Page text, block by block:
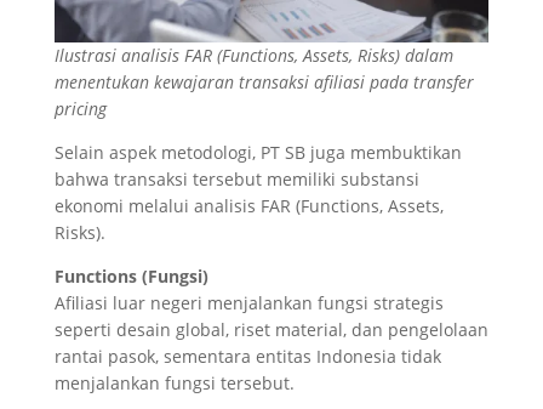
Ilustrasi analisis FAR (Functions, Assets, Risks) dalam
menentukan kewajaran transaksi afiliasi pada transfer
pricing
Selain aspek metodologi, PT SB juga membuktikan
bahwa transaksi tersebut memiliki substansi
ekonomi melalui analisis FAR (Functions, Assets,
Risks).
Functions (Fungsi)
Afiliasi luar negeri menjalankan fungsi strategis
seperti desain global, riset material, dan pengelolaan
rantai pasok, sementara entitas Indonesia tidak
menjalankan fungsi tersebut.